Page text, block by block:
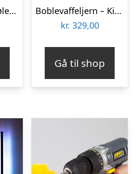
Coca-Cola Minikøleskab
Boblevaffeljern – KitchPro
kr. 329,00
Gå til shop